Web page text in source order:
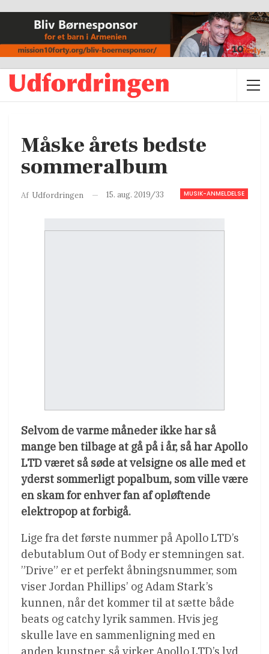
Måske årets bedste
sommeralbum
MUSIK-ANMELDELSE
Af Udfordringen 15. aug. 2019/33
Selvom de varme måneder ikke har så
mange ben tilbage at gå på i år, så har Apollo
LTD været så søde at velsigne os alle med et
yderst sommerligt popalbum, som ville være
en skam for enhver fan af opløftende
elektropop at forbigå.
Lige fra det første nummer på Apollo LTD’s
debutablum Out of Body er stemningen sat.
”Drive” er et perfekt åbningsnummer, som
viser Jordan Phillips’ og Adam Stark’s
kunnen, når det kommer til at sætte både
beats og catchy lyrik sammen. Hvis jeg
skulle lave en sammenligning med en
anden kunstner, så virker Apollo LTD’s lyd